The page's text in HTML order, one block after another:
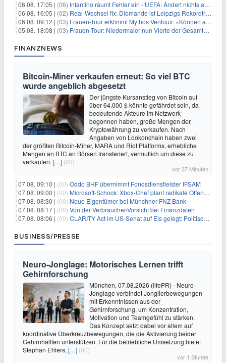
06.08. 17:05 | (06) Infantino räumt Fehler ein - UEFA: Ändert nichts an Boykott
06.08. 16:05 | (02) Real-Wechsel fix: Diomande ist Leipzigs Rekordtransfer
06.08. 09:12 | (03) Frauen-Tour erklimmt Mythos Ventoux: «Können alles schaffen»
05.08. 18:08 | (03) Frauen-Tour: Niedermaier nun Vierte der Gesamtwertung
FINANZNEWS
Bitcoin-Miner verkaufen erneut: So viel BTC
wurde angeblich abgesetzt
Der jüngste Kursanstieg von Bitcoin auf
über 64.000 $ könnte gefährdet sein, da
bedeutende Akteure im Netzwerk
begonnen haben, große Mengen der
Kryptowährung zu verkaufen. Nach
Angaben von Lookonchain haben zwei
der größten Bitcoin-Miner, MARA und Riot Platforms, erhebliche
Mengen an BTC an Börsen transferiert, vermutlich um diese zu
verkaufen. […] (00)
vor 37 Minuten
07.08. 09:10 | (00) Oddo BHF übernimmt Fondsdienstleister IFSAM
07.08. 09:00 | (00) Microsoft-Schock: Xbox-Chef plant radikale Offensive – Gewinnmarge bis 2030 verdoppelt?
07.08. 08:30 | (00) Neue Eigentümer bei Münchner FNZ Bank
07.08. 08:17 | (00) Von der Verbraucher-Vorsicht bei Finanzdaten
07.08. 08:06 | (00) CLARITY Act im US-Senat auf Eis gelegt: Politische Differenzen verzögern Krypto-Gesetzgebung bis September
BUSINESS/PRESSE
Neuro-Jonglage: Motorisches Lernen trifft
Gehirnforschung
München, 07.08.2026 (lifePR) - Neuro-
Jonglage verbindet Jonglierbewegungen
mit Erkenntnissen aus der
Gehirnforschung, um Konzentration,
Motivation und Teamgefühl zu stärken.
Das Konzept setzt dabei vor allem auf
koordinative Überkreuzbewegungen, die die Aktivierung beider
Gehirnhälften unterstützen. Für die betriebliche Umsetzung bietet
Stephan Ehlers, […] (00)
vor 1 Stunde